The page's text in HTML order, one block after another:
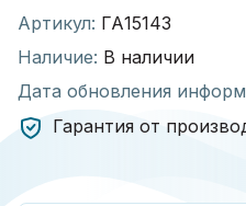
Артикул: ГА15143
Наличие: В наличии
Дата обновления
Гарантия от